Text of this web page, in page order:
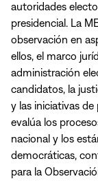
autoridades
presidencial. La
observación en
ellos, el marco
administración
candidatos, la
y las iniciativas
evalúa los
nacional y los
democráticas,
para la